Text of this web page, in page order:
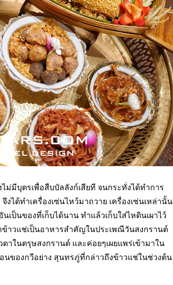
ม่มีบุตรเพื่อสืบบัลลังก์เสียที จนกระทั่งได้ทำการ
ด้ทำเครื่องเซ่นไหว้มาถวาย เครื่องเซ่นเหล่านั้น
ป็นของที่เก็บได้นาน ทำแล้วเก็บใส่ไหดินเผาไว้
ข้าวแช่เป็นอาหารสำคัญในประเพณีวันสงกรานต์
าในตรุษสงกรานต์ และค่อยๆเผยแพร่เข้ามาใน
นของกวีอย่าง สุนทรภู่ที่กล่าวถึงข้าวแช่ในช่วงต้น